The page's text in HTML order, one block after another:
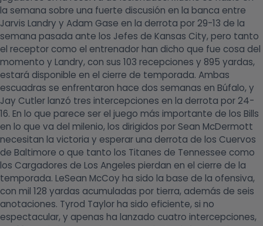
la semana sobre una fuerte discusión en la banca entre
Jarvis Landry y Adam Gase en la derrota por 29-13 de la
semana pasada ante los Jefes de Kansas City, pero tanto
el receptor como el entrenador han dicho que fue cosa del
momento y Landry, con sus 103 recepciones y 895 yardas,
estará disponible en el cierre de temporada. Ambas
escuadras se enfrentaron hace dos semanas en Búfalo, y
Jay Cutler lanzó tres intercepciones en la derrota por 24-
16. En lo que parece ser el juego más importante de los Bills
en lo que va del milenio, los dirigidos por Sean McDermott
necesitan la victoria y esperar una derrota de los Cuervos
de Baltimore o que tanto los Titanes de Tennessee como
los Cargadores de Los Angeles pierdan en el cierre de la
temporada. LeSean McCoy ha sido la base de la ofensiva,
con mil 128 yardas acumuladas por tierra, además de seis
anotaciones. Tyrod Taylor ha sido eficiente, si no
espectacular, y apenas ha lanzado cuatro intercepciones,